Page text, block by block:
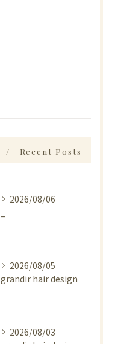
Recent Posts
2026/08/06
2026/08/05
grandir hair design
2026/08/03